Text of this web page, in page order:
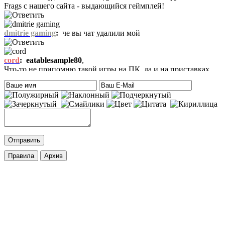
Frags с нашего сайта - выдающийся геймплей!
dmitrie gaming: че вы чат удалили мой
cord: eatablesample80,
Что-то не припомню такой игры на ПК, да и на приставках
тоже. Есть только одна мысль – это онлайн игра-одевалка
Hilary Duff and Her Baby.
На сайте нет онлайн игр. А вообще, Хилари Дафф – это
актриса
Mifman:DmitrieGaming